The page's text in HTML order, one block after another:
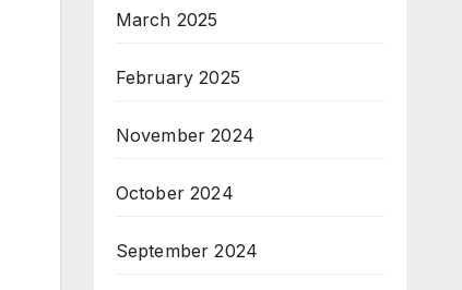
March 2025
February 2025
November 2024
October 2024
September 2024